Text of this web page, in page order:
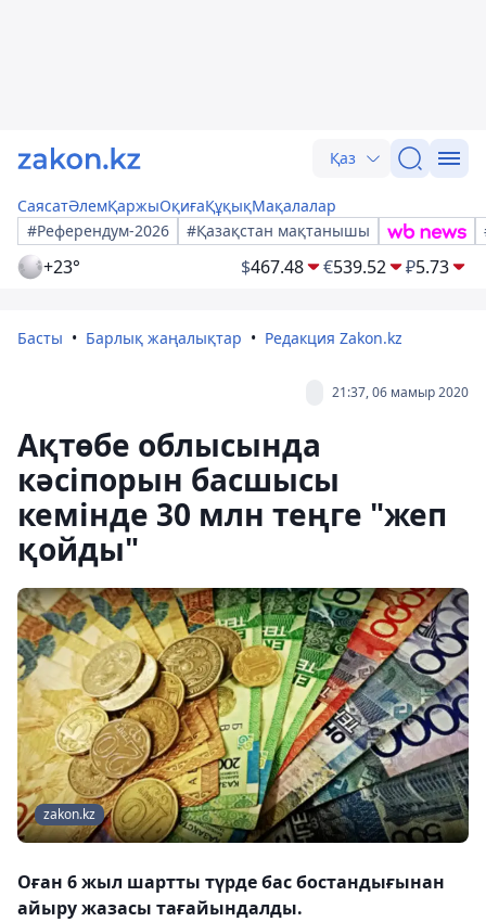
Қаз
СаясатӘлемҚаржыОқиғаҚұқықМақалалар
#Референдум-2026
#Қазақстан мақтанышы
+23° $467.48 €539.52 ₽5.73
Басты Барлық жаңалықтар Редакция Zakon.kz
21:37, 06 мамыр 2020
Ақтөбе облысында
кәсіпорын басшысы
кемінде 30 млн теңге "жеп
қойды"
zakon.kz
Оған 6 жыл шартты түрде бас бостандығынан
айыру жазасы тағайындалды.